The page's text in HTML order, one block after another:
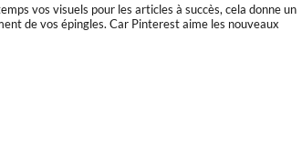
vos visuels pour les articles à succès, cela donne un
de vos épingles. Car Pinterest aime les nouveaux